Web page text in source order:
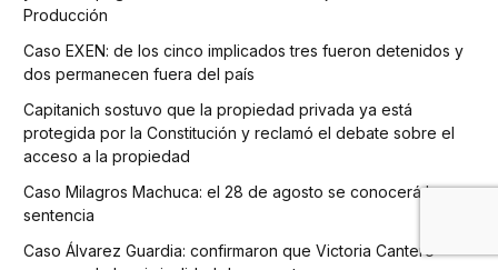
Producción
Caso EXEN: de los cinco implicados tres fueron detenidos y
dos permanecen fuera del país
Capitanich sostuvo que la propiedad privada ya está
protegida por la Constitución y reclamó el debate sobre el
acceso a la propiedad
Caso Milagros Machuca: el 28 de agosto se conocerá la
sentencia
Caso Álvarez Guardia: confirmaron que Victoria Cantero